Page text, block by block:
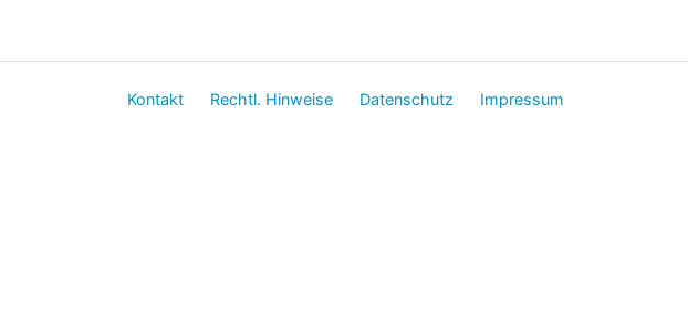
Kontakt Rechtl. Hinweise Datenschutz Impressum